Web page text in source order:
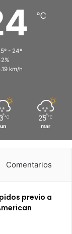
℃
- 24º
km/h
℃ 25 ℃
mar
Comentarios
previo a